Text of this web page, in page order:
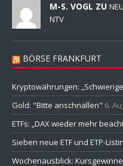
M-S. VOGL ZU
NTV
BÖRSE FRANKFURT
Kryptowährungen:
Gold: "Bitte anschnallen" 6.
ETFs: „DAX wieder mehr
Sieben neue ETF und ETP-
Wochenausblick: